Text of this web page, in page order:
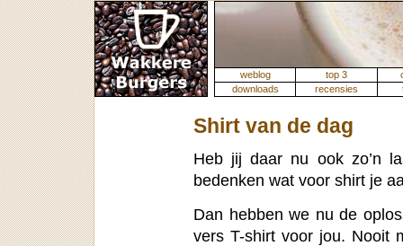
weblog top 3
downloads
recensies
Shirt van de dag
Heb jij daar nu ook zo’n
bedenken wat voor shirt je
Dan hebben we nu de
vers T-shirt voor jou. Nooit